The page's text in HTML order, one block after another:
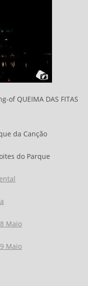
of QUEIMA DAS FITAS
da Canção
do Parque
8 Maio
9 Maio